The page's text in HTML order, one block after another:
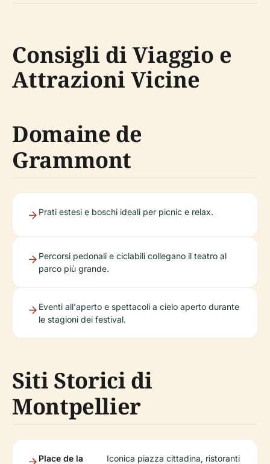
Consigli di Viaggio e
Attrazioni Vicine
Domaine de
Grammont
Prati estesi e boschi ideali per picnic e relax.
Percorsi pedonali e ciclabili collegano il teatro al
parco più grande.
Eventi all'aperto e spettacoli a cielo aperto durante
le stagioni dei festival.
Siti Storici di
Montpellier
Place de la
Iconica piazza cittadina, ristoranti